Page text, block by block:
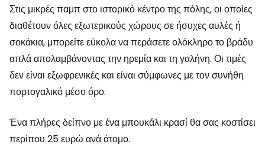
Στις μικρές παμπ στο ιστορικό κέντρο της πόλης, οι οποίες
διαθέτουν όλες εξωτερικούς χώρους σε ήσυχες αυλές ή
σοκάκια, μπορείτε εύκολα να περάσετε ολόκληρο το βράδυ
απλά απολαμβάνοντας την ηρεμία και τη γαλήνη. Οι τιμές
δεν είναι εξωφρενικές και είναι σύμφωνες με τον συνήθη
πορτογαλικό μέσο όρο.
Ένα πλήρες δείπνο με ένα μπουκάλι κρασί θα σας κοστίσει
περίπου 25 ευρώ ανά άτομο.